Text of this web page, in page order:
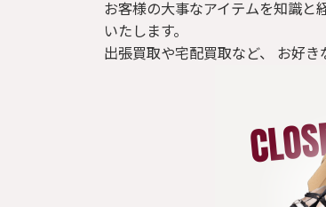
Tシャツ
お客様の大事なアイテムを知識と
いたします。
出張買取や宅配買取など、 お好き